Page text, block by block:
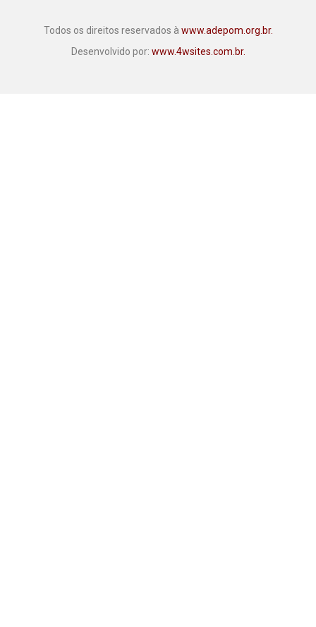
Todos os direitos reservados à www.adepom.org.br.
Desenvolvido por: www.4wsites.com.br.